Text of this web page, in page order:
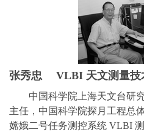
中国科学院上海天文台研
主任，中国科学院探月工程总
嫦娥二号任务测控系统 VLBI